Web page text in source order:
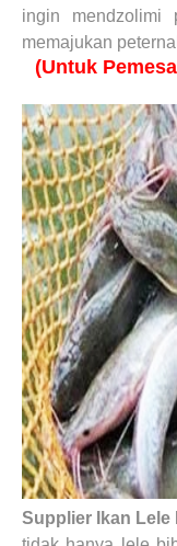
ingin mendzolimi
memajukan
(Untuk
Supplier Ikan